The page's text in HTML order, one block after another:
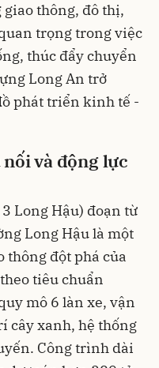
giao thông, đô thị,
trọng trong việc
thúc đẩy chuyển
Long An trở
phát triển kinh tế -
và động lực
Long Hậu) đoạn từ
Long Hậu là một
đột phá của
tiêu chuẩn
mô 6 làn xe, vận
cây xanh, hệ thống
Công trình dài